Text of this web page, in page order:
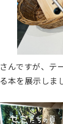
ですが、テ
本を展示しま